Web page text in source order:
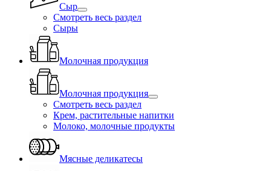
Сыр
Смотреть весь раздел
Сыры
Молочная продукция
Молочная продукция
Смотреть весь раздел
Крем, растительные напитки
Молоко, молочные продукты
Мясные деликатесы